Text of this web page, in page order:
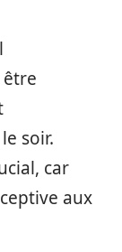
être
soir.
car
aux